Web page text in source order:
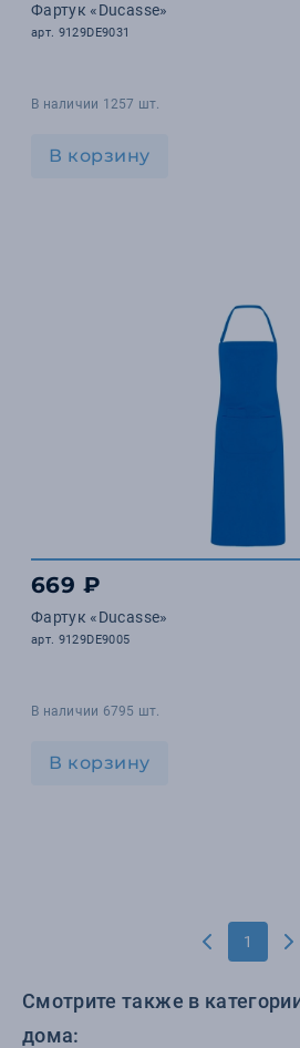
Фартук «Ducasse»
арт. 9129DE9031
В наличии 1257 шт.
В корзину
669 ₽
Фартук «Ducasse»
арт. 9129DE9005
В наличии 6795 шт.
В корзину
1
Смотрите также в
дома: